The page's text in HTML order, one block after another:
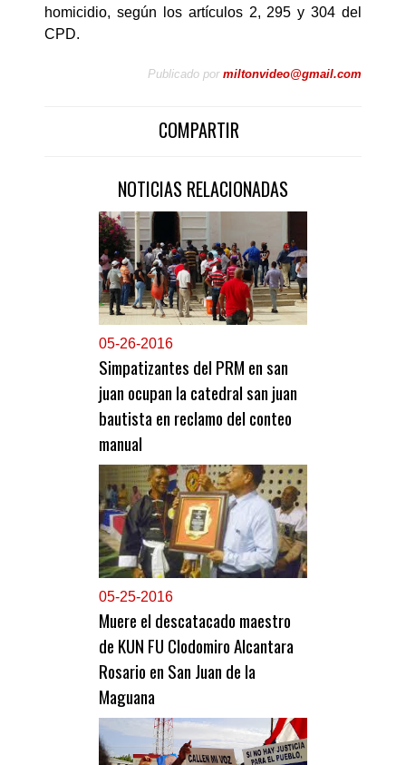
homicidio, según los artículos 2, 295 y 304 del
CPD.
Publicado por miltonvideo@gmail.com
COMPARTIR
NOTICIAS RELACIONADAS
05-26-2016
Simpatizantes del PRM en san
juan ocupan la catedral san juan
bautista en reclamo del conteo
manual
05-25-2016
Muere el descatacado maestro
de KUN FU Clodomiro Alcantara
Rosario en San Juan de la
Maguana